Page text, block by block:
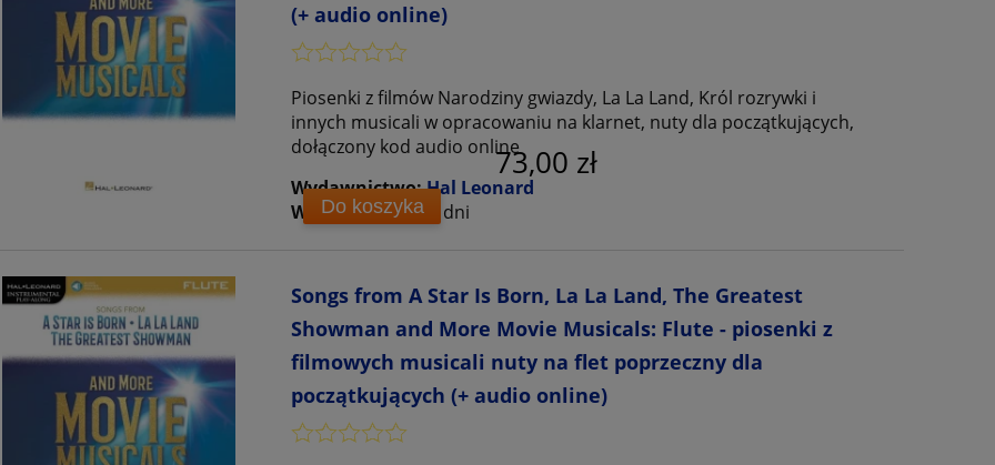
(+ audio online)
Piosenki z filmów Narodziny gwiazdy, La La Land, Król rozrywki i
innych musicali w opracowaniu na klarnet, nuty dla początkujących,
dołączony kod audio online
Wydawnictwo:Hal Leonard
Wysyłka w:5 - 10 dni
73,00 zł
Do koszyka
Songs from A Star Is Born, La La Land, The Greatest
Showman and More Movie Musicals: Flute - piosenki z
filmowych musicali nuty na flet poprzeczny dla
początkujących (+ audio online)